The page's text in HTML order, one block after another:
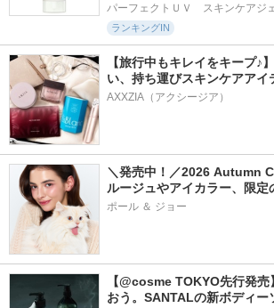
パーフェクトＵＶ　スキンケアジ
ランキングIN
【旅行中もキレイをキープ♪
い、持ち運びスキンケアアイ
AXXZIA（アクシージア）
＼発売中！／2026 Autumn
ルージュやアイカラー、限定
ポール ＆ ジョー
【@cosme TOKYO先行発
おう。SANTALの新ボディー